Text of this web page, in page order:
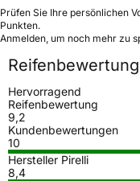
Prüfen Sie Ihre persönlichen
Punkten.
Anmelden, um noch mehr zu
Reifenbewertung
Hervorragend
Reifenbewertung
9,2
Kundenbewertungen
10
Hersteller Pirelli
8,4